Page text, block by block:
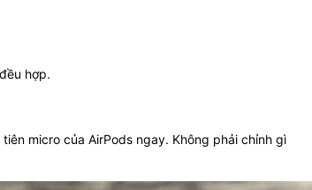
hợp.
micro của AirPods ngay. Không phải chỉnh gì